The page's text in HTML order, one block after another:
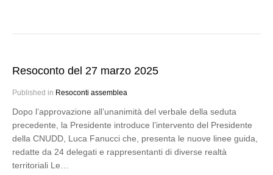
Resoconto del 27 marzo 2025
Published in Resoconti assemblea
Dopo l’approvazione all’unanimità del verbale della seduta
precedente, la Presidente introduce l’intervento del Presidente
della CNUDD, Luca Fanucci che, presenta le nuove linee guida,
redatte da 24 delegati e rappresentanti di diverse realtà
territoriali Le…